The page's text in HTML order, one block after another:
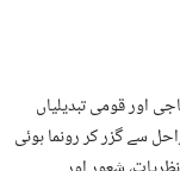
اور قومی تبدیلیاں
سے گزر کر رونما ہوئی